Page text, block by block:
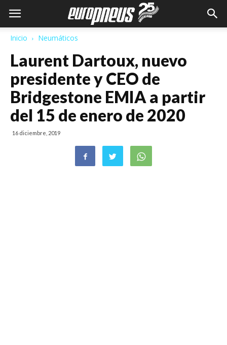
Inicio Neumáticos
Laurent Dartoux, nuevo
presidente y CEO de
Bridgestone EMIA a partir
del 15 de enero de 2020
16 diciembre, 2019